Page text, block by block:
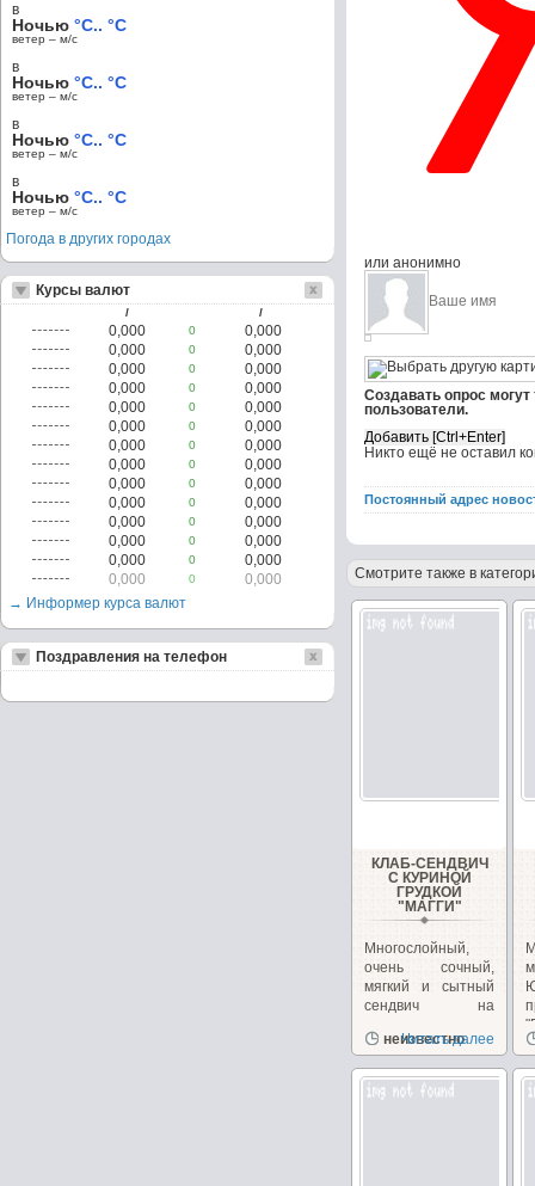
или анонимно
Создавать опрос
пользователи.
Никто ещё не оставил
Постоянный адрес
Смотрите также в
КЛАБ-СЕНДВИЧ
С КУРИНОЙ
ГРУДКОЙ
"МАГГИ"
Многослойный,
очень сочный,
мягкий и сытный
сендвич на
закуску!...
неизвестно
Читать далее
в
Ночью °C.. °C
ветер – м/c
в
Ночью °C.. °C
ветер – м/c
в
Ночью °C.. °C
ветер – м/c
в
Ночью °C.. °C
ветер – м/c
Погода в других городах
Курсы валют
/ /
0,000 0
0,000
0,000
0
0,000
0,000
0
0,000
0,000
0
0,000
0,000
0
0,000
0,000
0
0,000
0,000
0
0,000
0,000
0
0,000
0,000
0
0,000
0,000
0
0,000
0,000
0
0,000
0,000
0
0,000
0,000
0
0,000
0,000
0
0,000
→ Информер курса валют
Поздравления на телефон